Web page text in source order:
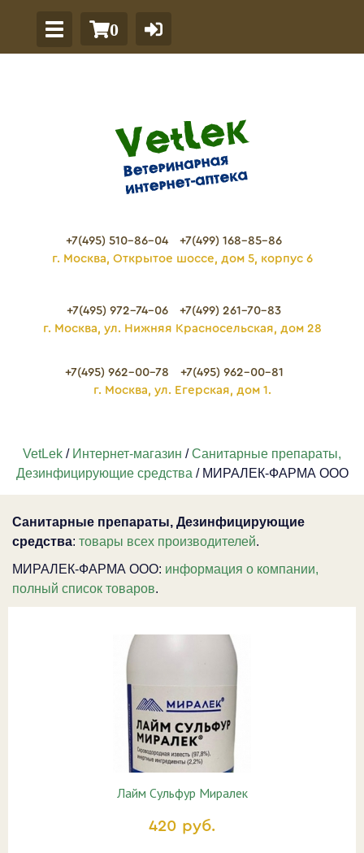
0
+7(495) 510-86-04
+7(499) 168-85-86
г. Москва, Открытое шоссе, дом 5, корпус 6
+7(495) 972-74-06
+7(499) 261-70-83
г. Москва, ул. Нижняя Красносельская, дом 28
+7(495) 962-00-78
+7(495) 962-00-81
г. Москва, ул. Егерская, дом 1.
VetLek / Интернет-магазин /Санитарные препараты,
Дезинфицирующие средства / МИРАЛЕК-ФАРМА ООО
Санитарные препараты, Дезинфицирующие
средства: товары всех производителей.
МИРАЛЕК-ФАРМА ООО: информация о компании,
полный список товаров.
Лайм Сульфур Миралек
420 руб.